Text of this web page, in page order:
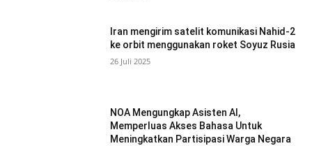
Iran mengirim satelit komunikasi Nahid-2
ke orbit menggunakan roket Soyuz Rusia
26 Juli 2025
NOA Mengungkap Asisten AI,
Memperluas Akses Bahasa Untuk
Meningkatkan Partisipasi Warga Negara